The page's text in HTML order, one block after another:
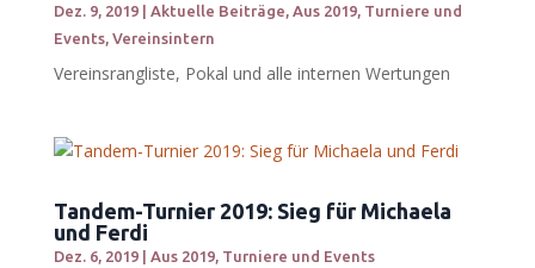
Dez. 9, 2019| Aktuelle Beiträge Aus 2019, Turniere und
Events, Vereinsintern
Vereinsrangliste, Pokal und alle internen Wertungen
Tandem-Turnier 2019: Sieg für Michaela
und Ferdi
Dez. 6, 2019| Aus 2019, Turniere und Events